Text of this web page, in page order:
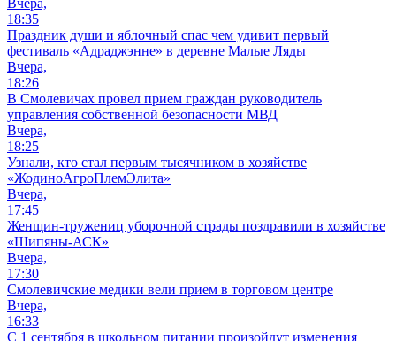
18:35
Праздник души и яблочный спас чем удивит первый
фестиваль «Адраджэнне» в деревне Малые Ляды
Вчера,
18:26
В Смолевичах провел прием граждан руководитель
управления собственной безопасности МВД
Вчера,
18:25
Узнали, кто стал первым тысячником в хозяйстве
«ЖодиноАгроПлемЭлита»
Вчера,
17:45
Женщин-тружениц уборочной страды поздравили в хозяйстве
«Шипяны-АСК»
Вчера,
17:30
Смолевичские медики вели прием в торговом центре
Вчера,
16:33
С 1 сентября в школьном питании произойдут изменения